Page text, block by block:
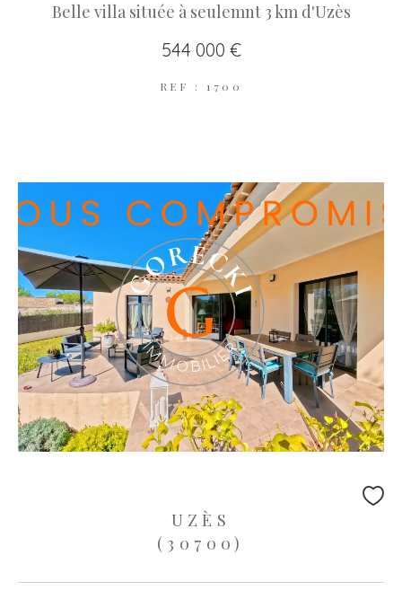
Belle villa située à seulemnt 3 km d'Uzès
544 000 €
REF : 1700
UZÈS
(30700)